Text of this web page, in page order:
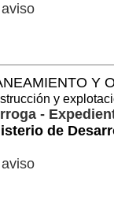
Y
y
-
de